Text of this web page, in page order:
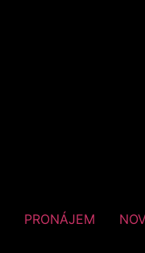
PRONÁJEM